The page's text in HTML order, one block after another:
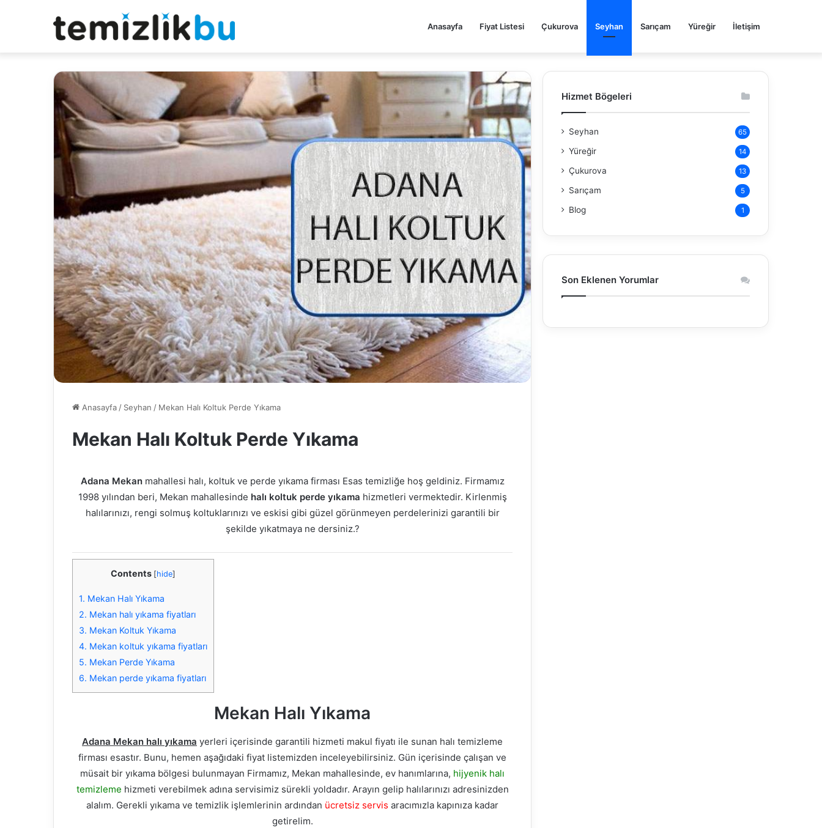
Anasayfa Fiyat Listesi Çukurova Seyhan Sarıçam Yüreğir İletişim
Anasayfa / Seyhan / Mekan Halı Koltuk Perde Yıkama
Mekan Halı Koltuk Perde Yıkama
Adana Mekanmahallesi halı, koltuk ve perde yıkama firması Esas temizliğe hoş geldiniz. Firmamız
1998 yılından beri, Mekan mahallesinde halı koltuk perde yıkama hizmetleri vermektedir. Kirlenmiş
halılarınızı, rengi solmuş koltuklarınızı ve eskisi gibi güzel görünmeyen perdelerinizi garantili bir
şekilde yıkatmaya ne dersiniz.?
Contents [hide]
1. Mekan Halı Yıkama
2. Mekan halı yıkama fiyatları
3. Mekan Koltuk Yıkama
4. Mekan koltuk yıkama fiyatları
5. Mekan Perde Yıkama
6. Mekan perde yıkama fiyatları
Mekan Halı Yıkama
Adana Mekan halı yıkama yerleri içerisinde garantili hizmeti makul fiyatı ile sunan halı temizleme
firması esastır. Bunu, hemen aşağıdaki fiyat listemizden inceleyebilirsiniz. Gün içerisinde çalışan ve
müsait bir yıkama bölgesi bulunmayan Firmamız, Mekan mahallesinde, ev hanımlarına, hijyenik halı
temizleme hizmeti verebilmek adına servisimiz sürekli yoldadır. Arayın gelip halılarınızı adresinizden
alalım. Gerekli yıkama ve temizlik işlemlerinin ardından ücretsiz servis aracımızla kapınıza kadar
getirelim.
Hizmet Bögeleri
Seyhan 65
Yüreğir 14
Çukurova 13
Sarıçam 5
Blog 1
Son Eklenen Yorumlar